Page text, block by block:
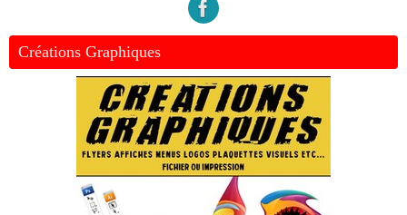
Créations Graphiques